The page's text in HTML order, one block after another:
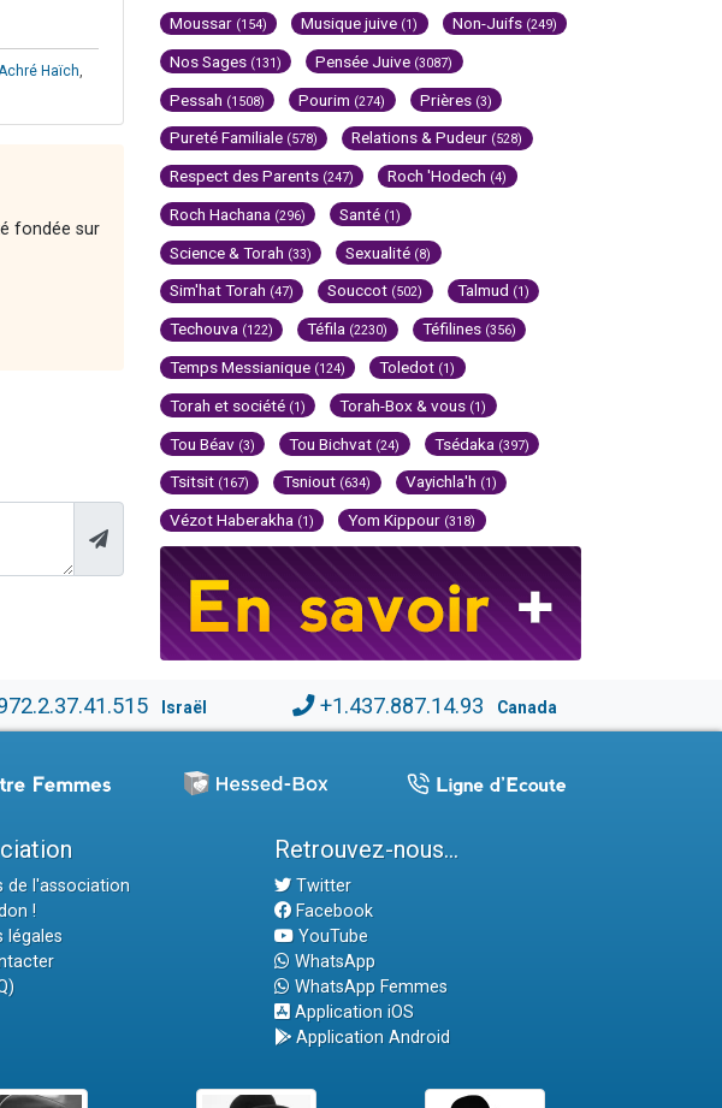
Achré Haïch
fondée sur
Moussar (154) Musique juive (1) Non-Juifs (249)
Nos Sages (131) Pensée Juive (3087)
Pessah (1508) Pourim (274) Prières (3)
Pureté Familiale (578) Relations & Pudeur (528)
Respect des Parents (247) Roch 'Hodech (4)
Roch Hachana (296) Santé (1)
Science & Torah (33) Sexualité (8)
Sim'hat Torah (47) Souccot (502) Talmud (1)
Techouva (122) Téfila (2230) Téfilines (356)
Temps Messianique (124) Toledot (1)
Torah et société (1) Torah-Box & vous (1)
Tou Béav (3) Tou Bichvat (24) Tsédaka (397)
Tsitsit (167) Tsniout (634) Vayichla'h (1)
Vézot Haberakha (1) Yom Kippour (318)
Israël +1.437.887.14.93 Canada
de l'association
!
légales
Retrouvez-nous...
Twitter
Facebook
YouTube
WhatsApp
WhatsApp Femmes
Application iOS
Application Android